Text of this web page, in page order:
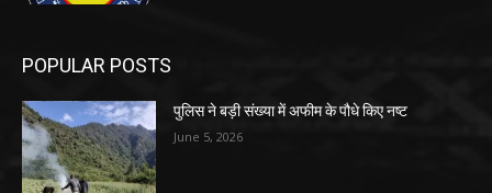
POPULAR POSTS
पुलिस ने बड़ी संख्या में अफीम के पौधे किए नष्ट
June 5, 2026